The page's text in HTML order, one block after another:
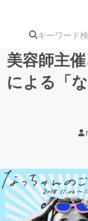
テクノ
美容師主
による「